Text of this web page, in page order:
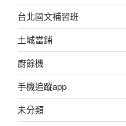
台北國文補習班
土城當鋪
廚餘機
手機追蹤app
未分類